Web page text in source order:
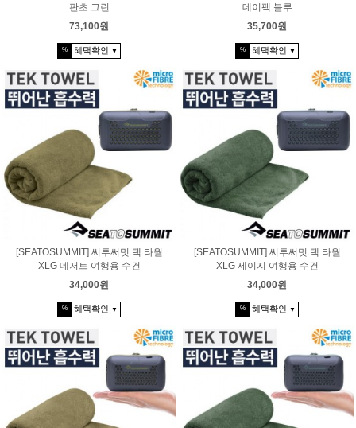
판초 그린
73,100원
% 혜택확인 ▼
데이팩 블루
35,700원
% 혜택확인 ▼
[SEATOSUMMIT] 씨투써밋 텍 타월
XLG 데저트 여행용 수건
34,000원
% 혜택확인 ▼
[SEATOSUMMIT] 씨투써밋 텍 타월
XLG 세이지 여행용 수건
34,000원
% 혜택확인 ▼